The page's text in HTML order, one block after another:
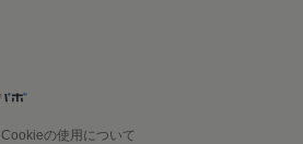
Cookieの使用について